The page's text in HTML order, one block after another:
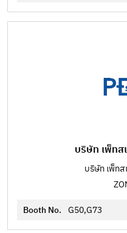
บริษัท เพ็ทส
บริษัท เพ็ท
Booth No. G50,G73